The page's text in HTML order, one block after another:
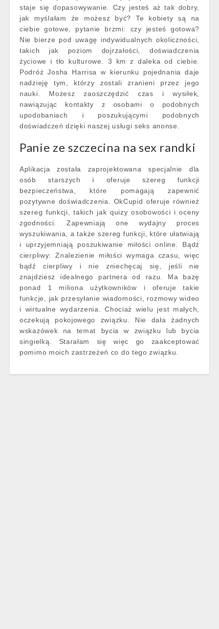
staje się dopasowywanie. Czy jesteś aż tak dobry,
jak myślałam że możesz być? Te kobiety są na
ciebie gotowe, pytanie brzmi: czy jesteś gotowa?
Nie bierze pod uwagę indywidualnych okoliczności,
takich jak poziom dojrzałości, doświadczenia
życiowe i tło kulturowe. 3 km z daleka od ciebie.
Podróż Josha Harrisa w kierunku pojednania daje
nadzieję tym, którzy zostali zranieni przez jego
nauki. Możesz zaoszczędzić czas i wysiłek,
nawiązując kontakty z osobami o podobnych
upodobaniach i poszukującymi podobnych
doświadczeń dzięki naszej usługi seks anonse.
Panie ze szczecina na sex randki
Aplikacja została zaprojektowana specjalnie dla
osób starszych i oferuje szereg funkcji
bezpieczeństwa, które pomagają zapewnić
pozytywne doświadczenia. OkCupid oferuje również
szereg funkcji, takich jak quizy osobowości i oceny
zgodności. Zapewniają one wydajny proces
wyszukiwania, a także szereg funkcji, które ułatwiają
i uprzyjemniają poszukiwanie miłości online. Bądź
cierpliwy: Znalezienie miłości wymaga czasu, więc
bądź cierpliwy i nie zniechęcaj się, jeśli nie
znajdziesz idealnego partnera od razu. Ma bazę
ponad 1 miliona użytkowników i oferuje takie
funkcje, jak przesyłanie wiadomości, rozmowy wideo
i wirtualne wydarzenia. Chociaż wielu jest małych,
oczekują pokojowego związku. Nie dała żadnych
wskazówek na temat bycia w związku lub bycia
singielką. Starałam się więc go zaakceptować
pomimo moich zastrzeżeń co do tego związku.